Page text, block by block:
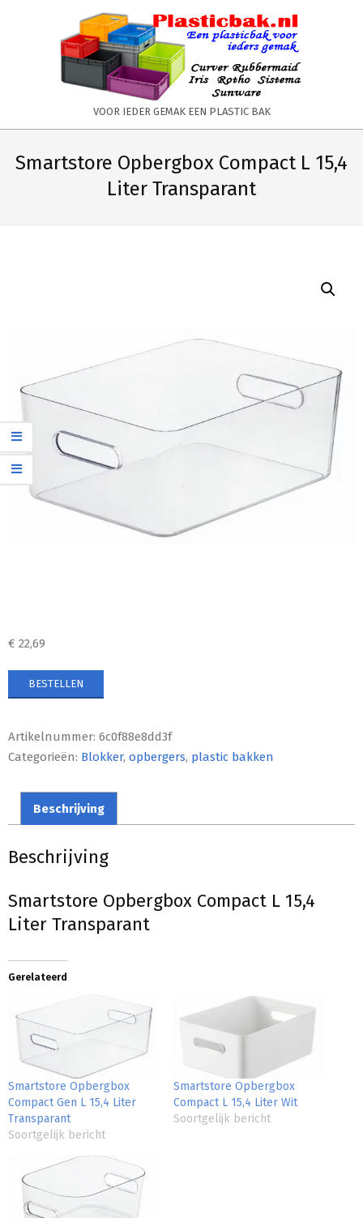
PLASTICBAK.NL
VOOR IEDER GEMAK EEN PLASTIC BAK
Navigation
Navigation
Smartstore Opbergbox Compact L 15,4
Liter Transparant
€ 22,69
BESTELLEN
Artikelnummer: 6c0f88e8dd3f
Categorieën: Blokker, opbergers, plastic bakken
Beschrijving
Beschrijving
Smartstore Opbergbox Compact L 15,4
Liter Transparant
Gerelateerd
Smartstore Opbergbox
Compact Gen L 15,4 Liter
Transparant
Soortgelijk bericht
Smartstore Opbergbox
Compact L 15,4 Liter Wit
Soortgelijk bericht